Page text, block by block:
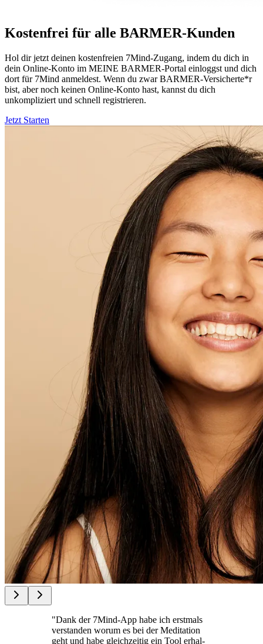
Kostenfrei für alle BARMER-Kunden
Hol dir jetzt deinen kostenfreien 7Mind-Zugang, indem du dich in
dein Online-Konto im MEINE BARMER-Portal einloggst und dich
dort für 7Mind anmeldest. Wenn du zwar BARMER-Versicherte*r
bist, aber noch keinen Online-Konto hast, kannst du dich
unkompliziert und schnell registrieren.
Jetzt Starten
"Dank der 7Mind-App habe ich erst­mals
ver­stan­den worum es bei der Medi­ta­tion
geht und habe gleich­zei­tig ein Tool erhal­